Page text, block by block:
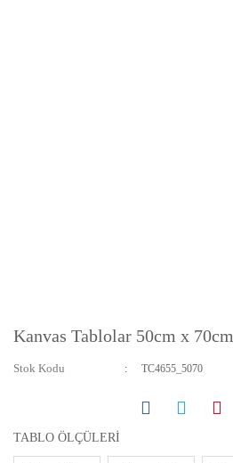
Kanvas Tablolar 50cm x 70cm
Stok Kodu TC4655_5070
TABLO ÖLÇÜLERİ